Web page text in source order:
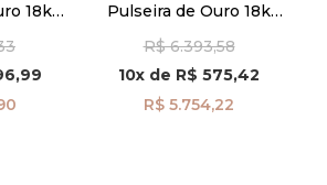
18k
Pulseira de Ouro 18k
pu08385
R$ 6.393,58
10x de R$ 575,42
R$ 5.754,22